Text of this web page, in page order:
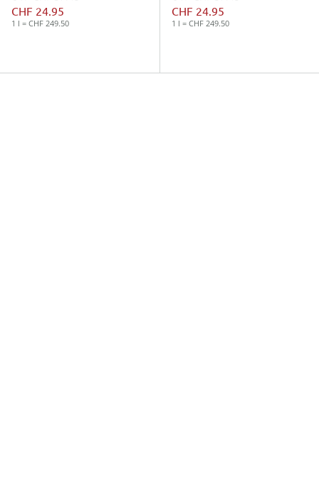
CHF 24.95
1 l = CHF 249.50
CHF 24.95
1 l = CHF 249.50